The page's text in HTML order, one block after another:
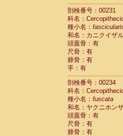
剖検番号：00231
科名：
種小名：
和名：カニクイザ
頭蓋骨：有
尺骨：有
腓骨：有
手：有
剖検番号：00234
科名：
種小名： fuscata
和名：ヤクニホン
頭蓋骨：有
尺骨：有
腓骨：有